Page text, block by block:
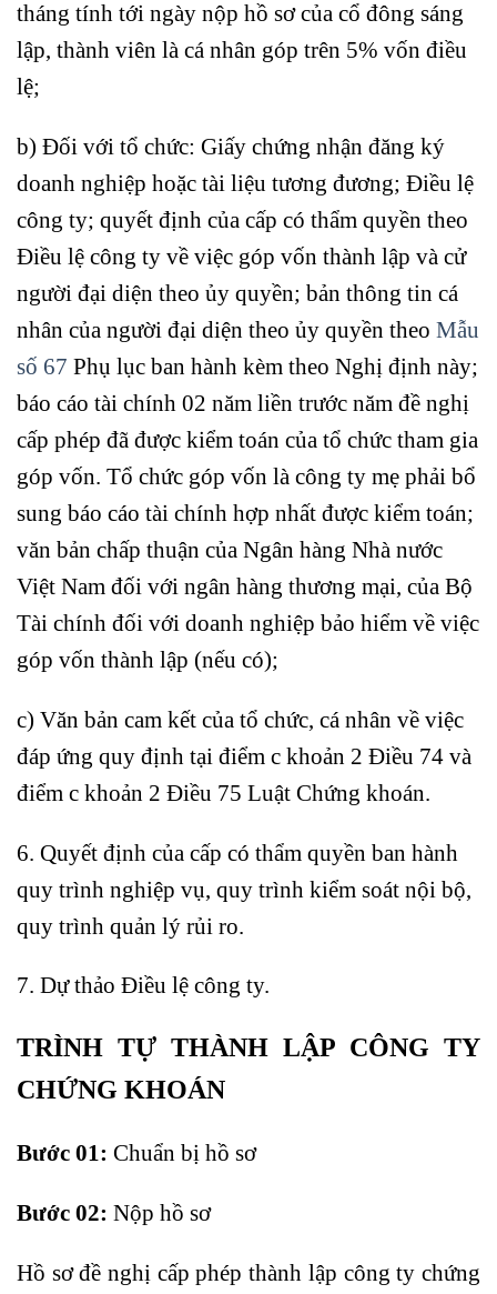
tháng tính tới ngày nộp hồ sơ của cổ đông sáng
lập, thành viên là cá nhân góp trên 5% vốn điều
lệ;
b) Đối với tổ chức: Giấy chứng nhận đăng ký
doanh nghiệp hoặc tài liệu tương đương; Điều lệ
công ty; quyết định của cấp có thẩm quyền theo
Điều lệ công ty về việc góp vốn thành lập và cử
người đại diện theo ủy quyền; bản thông tin cá
nhân của người đại diện theo ủy quyền theo Mẫu
số 67 Phụ lục ban hành kèm theo Nghị định này;
báo cáo tài chính 02 năm liền trước năm đề nghị
cấp phép đã được kiểm toán của tổ chức tham gia
góp vốn. Tổ chức góp vốn là công ty mẹ phải bổ
sung báo cáo tài chính hợp nhất được kiểm toán;
văn bản chấp thuận của Ngân hàng Nhà nước
Việt Nam đối với ngân hàng thương mại, của Bộ
Tài chính đối với doanh nghiệp bảo hiểm về việc
góp vốn thành lập (nếu có);
c) Văn bản cam kết của tổ chức, cá nhân về việc
đáp ứng quy định tại điểm c khoản 2 Điều 74 và
điểm c khoản 2 Điều 75 Luật Chứng khoán.
6. Quyết định của cấp có thẩm quyền ban hành
quy trình nghiệp vụ, quy trình kiểm soát nội bộ,
quy trình quản lý rủi ro.
7. Dự thảo Điều lệ công ty.
TRÌNH TỰ THÀNH LẬP CÔNG TY
CHỨNG KHOÁN
Bước 01: Chuẩn bị hồ sơ
Bước 02: Nộp hồ sơ
Hồ sơ đề nghị cấp phép thành lập công ty chứng